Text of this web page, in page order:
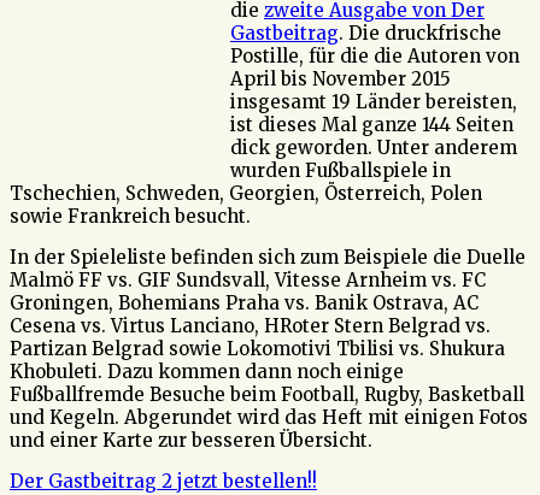
die zweite Ausgabe von Der
Gastbeitrag. Die druckfrische
Postille, für die die Autoren von
April bis November 2015
insgesamt 19 Länder bereisten,
ist dieses Mal ganze 144 Seiten
dick geworden. Unter anderem
wurden Fußballspiele in
Tschechien, Schweden, Georgien, Österreich, Polen
sowie Frankreich besucht.
In der Spieleliste befinden sich zum Beispiele die Duelle
Malmö FF vs. GIF Sundsvall, Vitesse Arnheim vs. FC
Groningen, Bohemians Praha vs. Banik Ostrava, AC
Cesena vs. Virtus Lanciano, HRoter Stern Belgrad vs.
Partizan Belgrad sowie Lokomotivi Tbilisi vs. Shukura
Khobuleti. Dazu kommen dann noch einige
Fußballfremde Besuche beim Football, Rugby, Basketball
und Kegeln. Abgerundet wird das Heft mit einigen Fotos
und einer Karte zur besseren Übersicht.
Der Gastbeitrag 2 jetzt bestellen!!